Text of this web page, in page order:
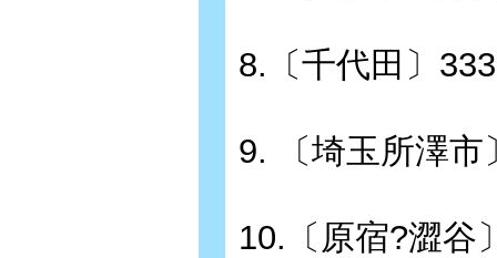
8.〔千代田〕
9. 〔埼玉所澤
10.〔原宿?澀谷